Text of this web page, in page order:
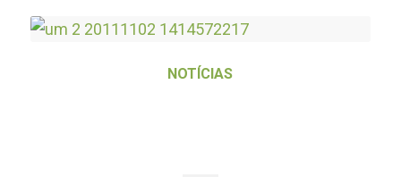
NOTÍCIAS